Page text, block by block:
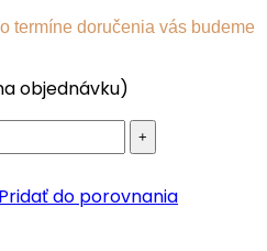
termíne doručenia vás budeme
objednávku)
Pridať do porovnania